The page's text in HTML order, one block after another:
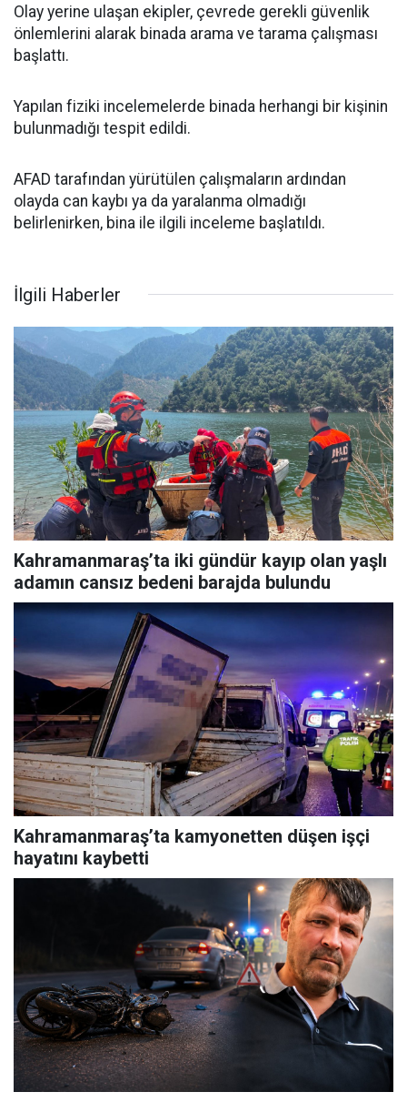
Olay yerine ulaşan ekipler, çevrede gerekli güvenlik
önlemlerini alarak binada arama ve tarama çalışması
başlattı.
Yapılan fiziki incelemelerde binada herhangi bir kişinin
bulunmadığı tespit edildi.
AFAD tarafından yürütülen çalışmaların ardından
olayda can kaybı ya da yaralanma olmadığı
belirlenirken, bina ile ilgili inceleme başlatıldı.
İlgili Haberler
Kahramanmaraş’ta iki gündür kayıp olan yaşlı
adamın cansız bedeni barajda bulundu
Kahramanmaraş’ta kamyonetten düşen işçi
hayatını kaybetti